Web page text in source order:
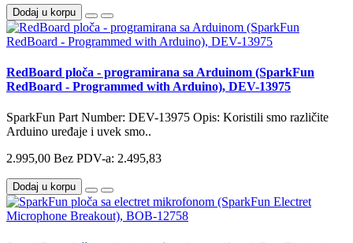
Dodaj u korpu
RedBoard ploča - programirana sa Arduinom (SparkFun
RedBoard - Programmed with Arduino), DEV-13975
SparkFun Part Number: DEV-13975 Opis: Koristili smo različite
Arduino uređaje i uvek smo..
2.995,00 Bez PDV-a: 2.495,83
Dodaj u korpu